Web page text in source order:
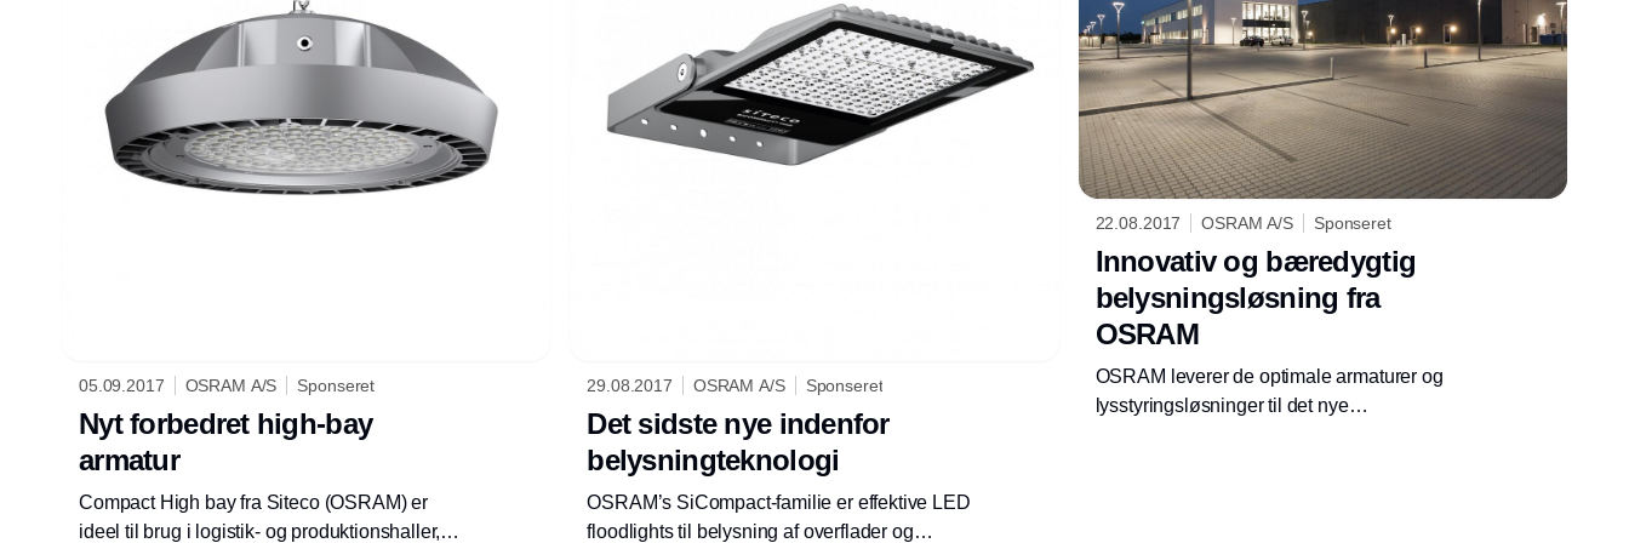
05.09.2017 OSRAM A/S Sponseret
Nyt forbedret high-bay
armatur
Compact High bay fra Siteco (OSRAM) er
ideel til brug i logistik- og produktionshaller,
29.08.2017 OSRAM A/S Sponseret
Det sidste nye indenfor
belysningteknologi
OSRAM’s SiCompact-familie er effektive LED
floodlights til belysning af overflader og
22.08.2017 OSRAM A/S Sponseret
Innovativ og bæredygtig
belysningsløsning fra
OSRAM
OSRAM leverer de optimale armaturer og
lysstyringsløsninger til det nye